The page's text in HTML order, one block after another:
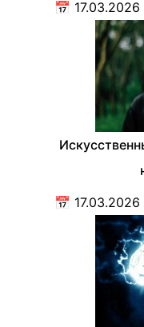
📅 17.03.2026
📅 17.03.2026